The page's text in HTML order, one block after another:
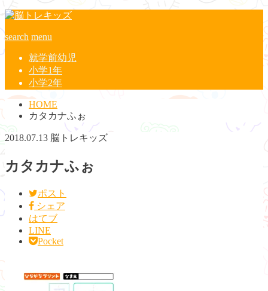
search menu
就学前幼児
小学1年
小学2年
HOME
カタカナふぉ
2018.07.13 脳トレキッズ
カタカナふぉ
ポスト
シェア
はてブ
LINE
Pocket